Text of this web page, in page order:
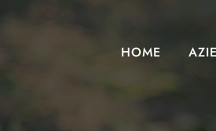
HOME